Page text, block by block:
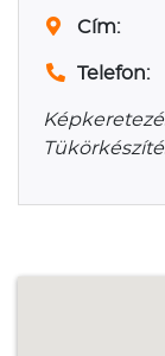
Cím:
Telefon: